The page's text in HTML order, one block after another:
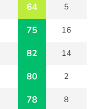
64 5
75 16
82 14
80 2
78 8